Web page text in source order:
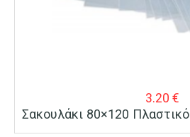
3.20 €